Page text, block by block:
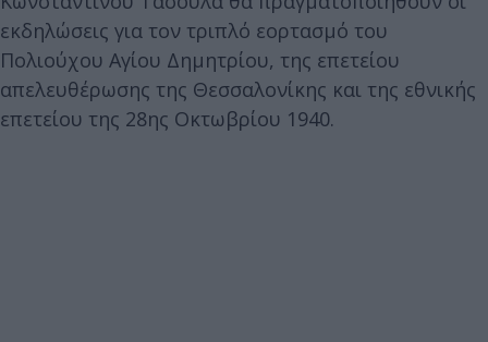
εκδηλώσεις για τον τριπλό εορτασμό του
Πολιούχου Αγίου Δημητρίου, της επετείου
απελευθέρωσης της Θεσσαλονίκης και της εθνικής
επετείου της 28ης Οκτωβρίου 1940.